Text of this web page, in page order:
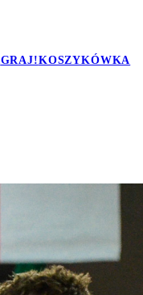
GRAJ!KOSZYKÓWKA